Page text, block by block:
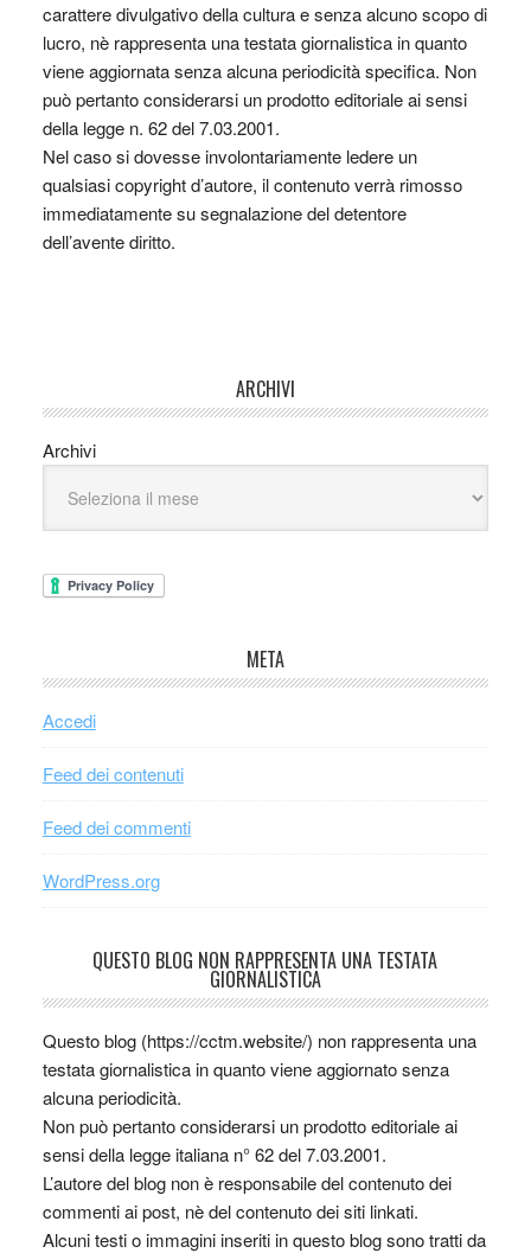
carattere divulgativo della cultura e senza alcuno scopo di
lucro, nè rappresenta una testata giornalistica in quanto
viene aggiornata senza alcuna periodicità specifica. Non
può pertanto considerarsi un prodotto editoriale ai sensi
della legge n. 62 del 7.03.2001.
Nel caso si dovesse involontariamente ledere un
qualsiasi copyright d’autore, il contenuto verrà rimosso
immediatamente su segnalazione del detentore
dell’avente diritto.
ARCHIVI
Archivi
META
Accedi
Feed dei contenuti
Feed dei commenti
WordPress.org
QUESTO BLOG NON RAPPRESENTA UNA TESTATA
GIORNALISTICA
Questo blog (https://cctm.website/) non rappresenta una
testata giornalistica in quanto viene aggiornato senza
alcuna periodicità.
Non può pertanto considerarsi un prodotto editoriale ai
sensi della legge italiana n° 62 del 7.03.2001.
L’autore del blog non è responsabile del contenuto dei
commenti ai post, nè del contenuto dei siti linkati.
Alcuni testi o immagini inseriti in questo blog sono tratti da